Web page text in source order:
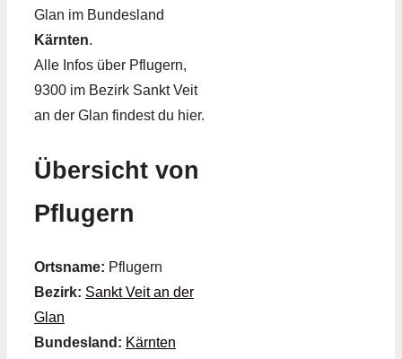
Glan im Bundesland
Kärnten.
Alle Infos über Pflugern,
9300 im Bezirk Sankt Veit
an der Glan findest du hier.
Übersicht von
Pflugern
Ortsname: Pflugern
Bezirk: Sankt Veit an der
Glan
Bundesland: Kärnten